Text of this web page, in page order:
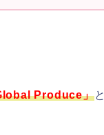
Produce」と